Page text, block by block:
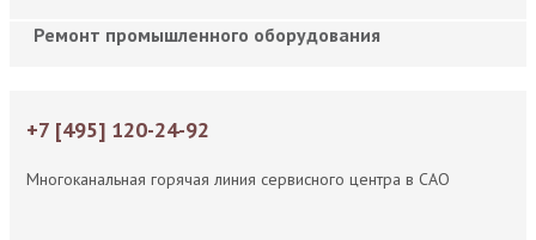
Ремонт промышленного оборудования
+7 [495] 120-24-92
Многоканальная горячая линия сервисного центра в САО